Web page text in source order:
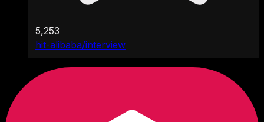
hit-alibaba/interview
5,253